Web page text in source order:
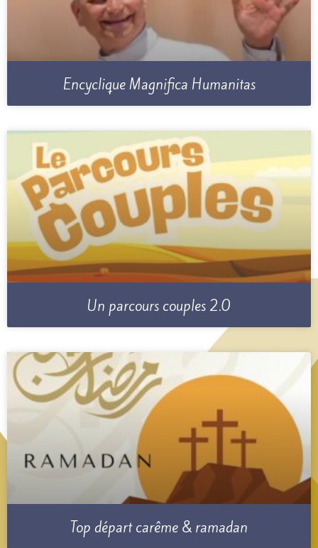
Encyclique Magnifica Humanitas
Un parcours couples 2.0
Top départ carême & ramadan